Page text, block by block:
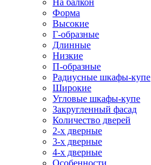
На балкон
Форма
Высокие
Г-образные
Длинные
Низкие
П-образные
Радиусные шкафы-купе
Широкие
Угловые шкафы-купе
Закругленный фасад
Количество дверей
2-х дверные
3-х дверные
4-х дверные
Особенности